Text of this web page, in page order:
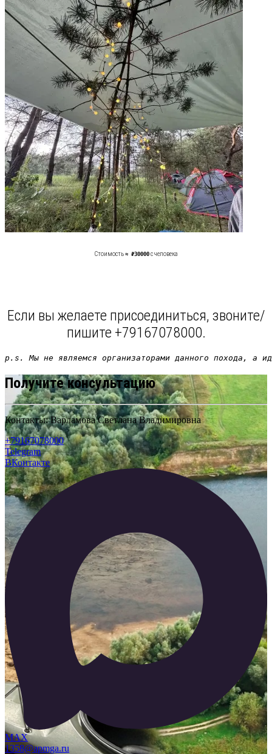
Стоимость ≈ ₽30000 с человека
Если вы желаете присоединиться, звоните/
пишите +79167078000.
p.s. Мы не являемся организаторами данного похода, а
Получите консультацию
Контакты: Варламова Светлана Владимировна
+79167078000
Telegram
ВКонтакте
MAX
1358@apmga.ru